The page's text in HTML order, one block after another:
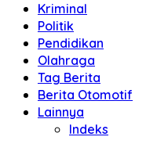
Kriminal
Politik
Pendidikan
Olahraga
Tag Berita
Berita Otomotif
Lainnya
Indeks